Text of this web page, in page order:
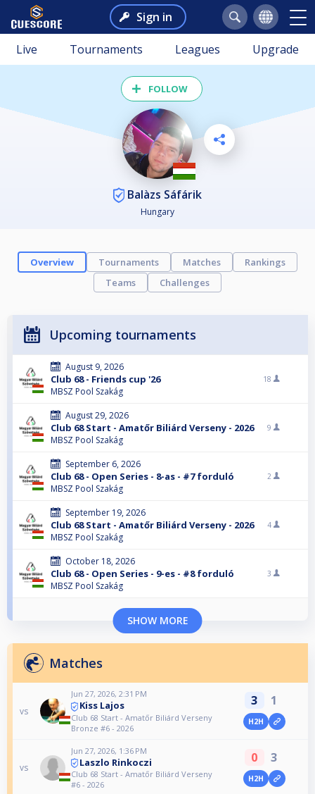
Sign in
Live Tournaments Leagues Upgrade
FOLLOW
Balàzs Sáfárik
Hungary
Overview Tournaments Matches
Rankings
Teams
Challenges
Upcoming tournaments
August 9, 2026
Club 68 - Friends cup '26
MBSZ Pool Szakág
18
August 29, 2026
Club 68 Start - Amatőr Biliárd Verseny - 2026
MBSZ Pool Szakág
9
September 6, 2026
Club 68 - Open Series - 8-as - #7 forduló
MBSZ Pool Szakág
2
September 19, 2026
Club 68 Start - Amatőr Biliárd Verseny - 2026
MBSZ Pool Szakág
4
October 18, 2026
Club 68 - Open Series - 9-es - #8 forduló
MBSZ Pool Szakág
3
SHOW MORE
Matches
vs
Jun 27, 2026, 2:31 PM
Kiss Lajos
Club 68 Start - Amatőr Biliárd Verseny
Bronze #6 - 2026
3 1
H2H
vs
Jun 27, 2026, 1:36 PM
Laszlo Rinkoczi
Club 68 Start - Amatőr Biliárd Verseny
#6 - 2026
0 3
H2H